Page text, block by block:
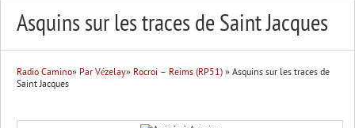
Asquins sur les traces de Saint Jacques
Radio Camino» Par Vézelay» Rocroi – Reims (RP51) » Asquins sur les traces de
Saint Jacques